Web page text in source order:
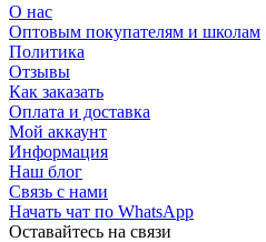
О нас
Оптовым покупателям и школам
Политика
Отзывы
Как заказать
Оплата и доставка
Мой аккаунт
Информация
Наш блог
Связь с нами
Начать чат по WhatsApp
Оставайтесь на связи